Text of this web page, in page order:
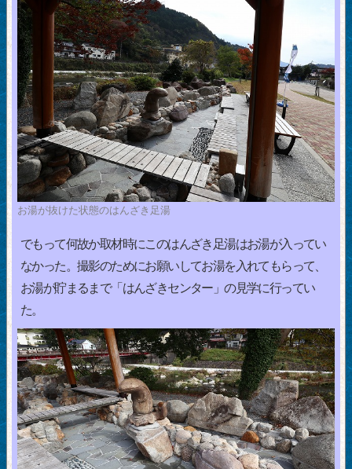
お湯が抜けた状態のはんざき足湯
でもって何故か取材時にこのはんざき足湯はお湯が入ってい
なかった。撮影のためにお願いしてお湯を入れてもらって、
お湯が貯まるまで「はんざきセンター」の見学に行ってい
た。